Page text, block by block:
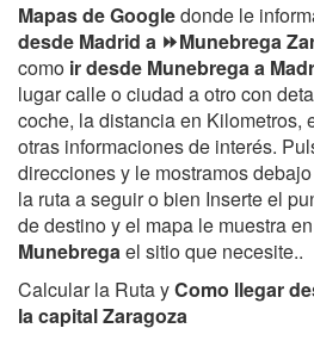
Mapas de Googledonde le
desde Madrid a ⏩Munebrega
como ir desde Munebrega a
lugar calle o ciudad a otro con
coche, la distancia en Kilometros,
otras informaciones de interés.
direcciones y le mostramos
la ruta a seguir o bien Inserte el
de destino y el mapa le muestra
Munebregael sitio que necesite..
Calcular la Ruta yComo llegar
la capital Zaragoza